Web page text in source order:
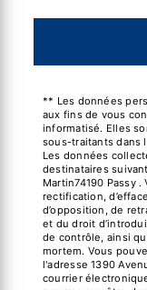
** Les données
aux fins de vous
informatisé. Elles
sous-traitants dans
Les données
destinataires
Martin74190 Passy
rectification,
d’opposition, de
et du droit
de contrôle, ainsi
mortem. Vous
l'adresse 1390
courrier